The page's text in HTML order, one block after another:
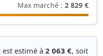
Max marché : 2 829 €
estimé à 2 063 €, soit